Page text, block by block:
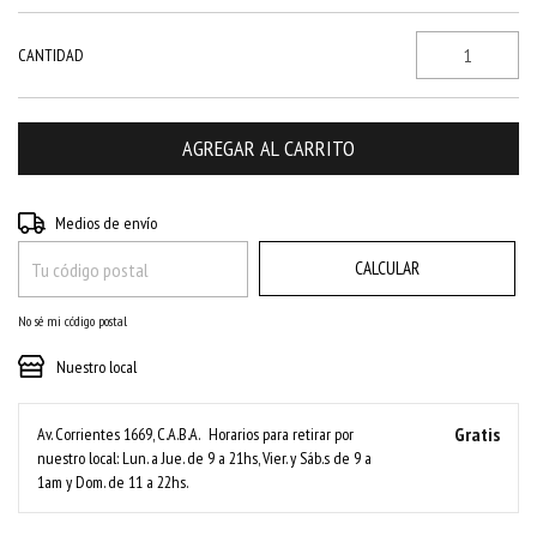
CANTIDAD
Entregas para el CP:
Medios de envío
CALCULAR
No sé mi código postal
Nuestro local
Av. Corrientes 1669, C.A.B.A. Horarios para retirar por
nuestro local: Lun. a Jue. de 9 a 21hs, Vier. y Sáb.s de 9 a
1am y Dom. de 11 a 22hs.
Gratis